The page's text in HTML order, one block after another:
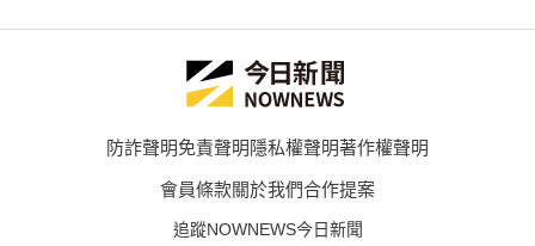
防詐聲明免責聲明隱私權聲明著作權聲明
會員條款關於我們合作提案
追蹤NOWNEWS今日新聞